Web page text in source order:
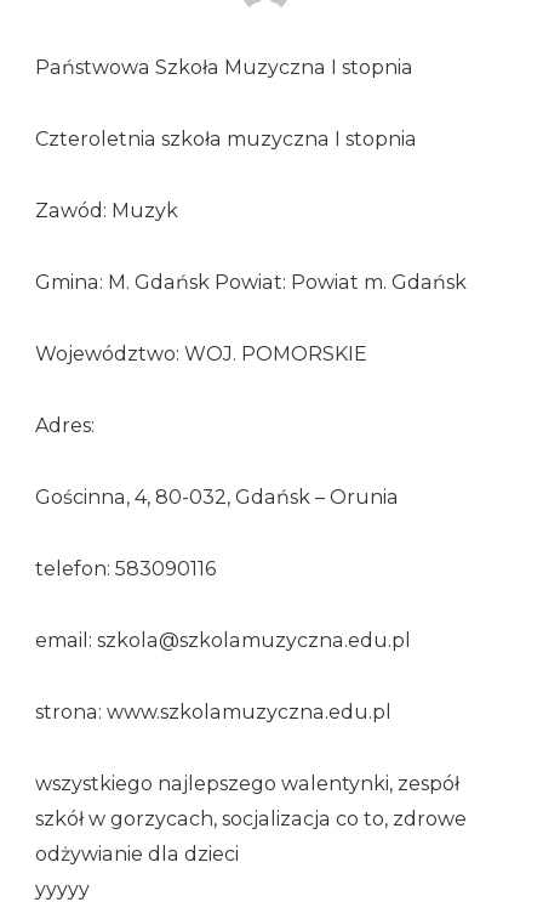
Państwowa Szkoła Muzyczna I stopnia
Czteroletnia szkoła muzyczna I stopnia
Zawód: Muzyk
Gmina: M. Gdańsk Powiat: Powiat m. Gdańsk
Województwo: WOJ. POMORSKIE
Adres:
Gościnna, 4, 80-032, Gdańsk – Orunia
telefon: 583090116
email: szkola@szkolamuzyczna.edu.pl
strona: www.szkolamuzyczna.edu.pl
wszystkiego najlepszego walentynki, zespół
szkół w gorzycach, socjalizacja co to, zdrowe
odżywianie dla dzieci
yyyyy